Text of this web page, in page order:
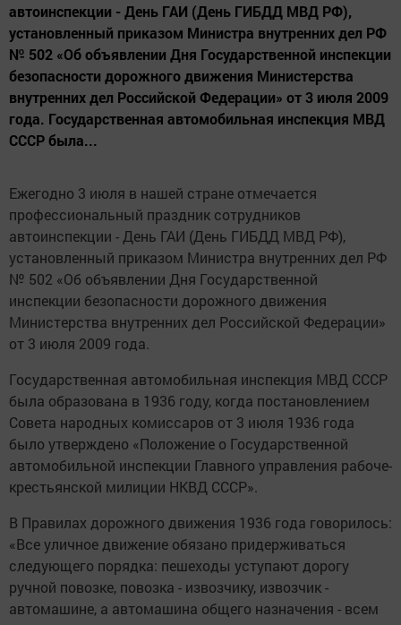
автоинспекции - День ГАИ (День ГИБДД МВД РФ),
установленный приказом Министра внутренних дел РФ
№ 502 «Об объявлении Дня Государственной инспекции
безопасности дорожного движения Министерства
внутренних дел Российской Федерации» от 3 июля 2009
года. Государственная автомобильная инспекция МВД
СССР была...
Ежегодно 3 июля в нашей стране отмечается
профессиональный праздник сотрудников
автоинспекции - День ГАИ (День ГИБДД МВД РФ),
установленный приказом Министра внутренних дел РФ
№ 502 «Об объявлении Дня Государственной
инспекции безопасности дорожного движения
Министерства внутренних дел Российской Федерации»
от 3 июля 2009 года.
Государственная автомобильная инспекция МВД СССР
была образована в 1936 году, когда постановлением
Совета народных кoмиccapoв от 3 июля 1936 года
было утверждено «Положение o Государственной
автомобильной инспекции Главного управления рабоче-
крестьянской милиции НКВД CCCP».
В Правилах дорожного движения 1936 года говорилось:
«Все уличное движение обязано придерживаться
следующего порядка: пешеходы уступают дорогу
ручной повозке, повозка - извозчику, извозчик -
автомашине, а автомашина общего назначения - всем